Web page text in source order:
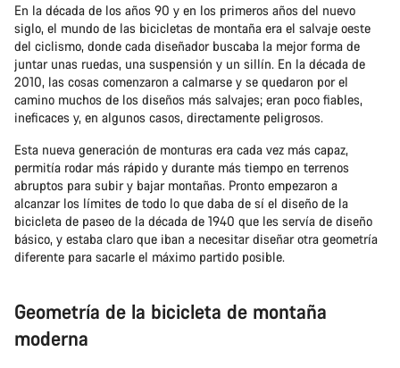
En la década de los años 90 y en los primeros años del nuevo
siglo, el mundo de las bicicletas de montaña era el salvaje oeste
del ciclismo, donde cada diseñador buscaba la mejor forma de
juntar unas ruedas, una suspensión y un sillín. En la década de
2010, las cosas comenzaron a calmarse y se quedaron por el
camino muchos de los diseños más salvajes; eran poco fiables,
ineficaces y, en algunos casos, directamente peligrosos.
Esta nueva generación de monturas era cada vez más capaz,
permitía rodar más rápido y durante más tiempo en terrenos
abruptos para subir y bajar montañas. Pronto empezaron a
alcanzar los límites de todo lo que daba de sí el diseño de la
bicicleta de paseo de la década de 1940 que les servía de diseño
básico, y estaba claro que iban a necesitar diseñar otra geometría
diferente para sacarle el máximo partido posible.
Geometría de la bicicleta de montaña
moderna